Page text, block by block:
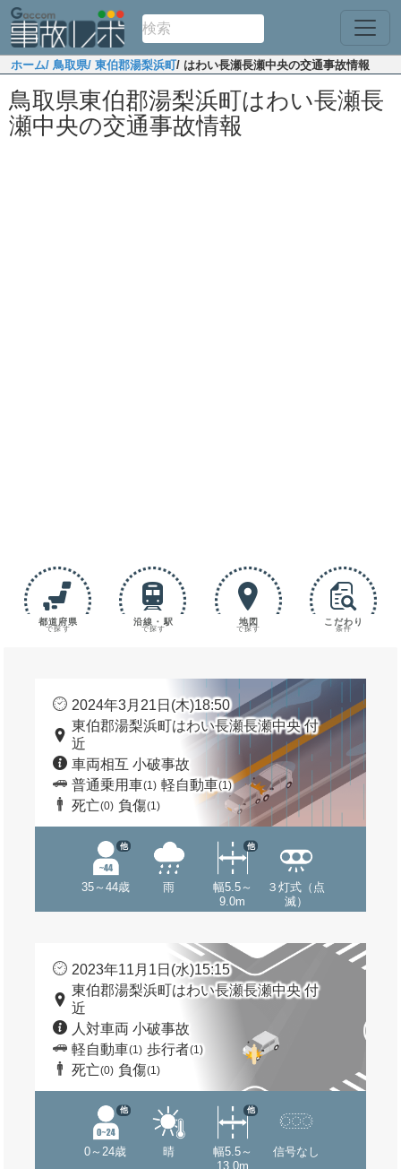
ホーム/ 鳥取県/ 東伯郡湯梨浜町/ はわい長瀬長瀬中央の交通事故情報
鳥取県東伯郡湯梨浜町はわい長瀬長
瀬中央の交通事故情報
都道府県
で探す
沿線・駅
で探す
地図
で探す
こだわり
条件
2024年3月21日(木)18:50
東伯郡湯梨浜町はわい長瀬長瀬中央 付
近
車両相互 小破事故
普通乗用車(1) 軽自動車(1)
死亡(0) 負傷(1)
35～44歳
他
雨
幅5.5～
9.0m
他
３灯式（点
滅）
2023年11月1日(水)15:15
東伯郡湯梨浜町はわい長瀬長瀬中央 付
近
人対車両 小破事故
軽自動車(1) 歩行者(1)
死亡(0) 負傷(1)
0～24歳
他
晴
幅5.5～
13.0m
他
信号なし